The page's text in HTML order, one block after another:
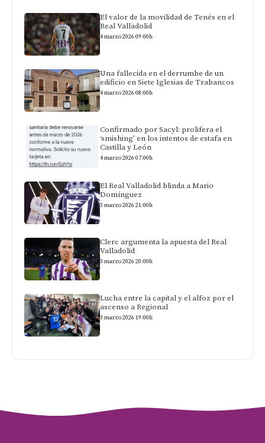
El valor de la movilidad de Tenés en el
Real Valladolid
4 marzo 2026 09:00h
Una fallecida en el derrumbe de un
edificio en Siete Iglesias de Trabancos
4 marzo 2026 08:00h
Confirmado por Sacyl: prolifera el
‘smishing’ en los intentos de estafa en
Castilla y León
4 marzo 2026 07:00h
El Real Valladolid blinda a Mario
Domínguez
3 marzo 2026 21:00h
Clerc argumenta la apuesta del Real
Valladolid
3 marzo 2026 20:00h
Lucha entre la capital y el alfoz por el
ascenso a Regional
3 marzo 2026 19:00h